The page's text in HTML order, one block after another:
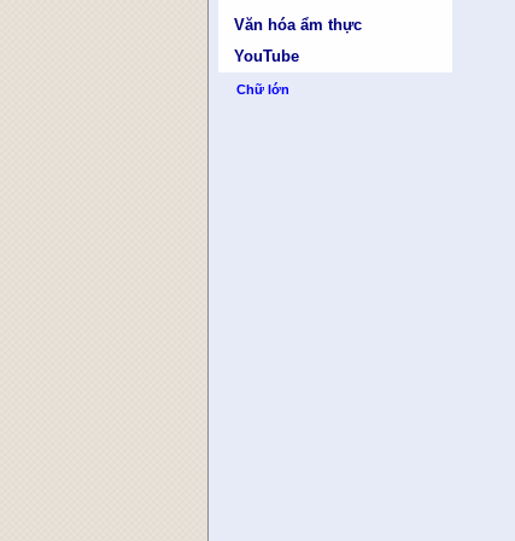
Văn hóa ẩm thực
YouTube
Chữ lớn